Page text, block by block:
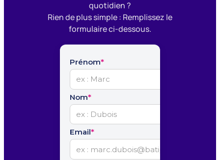
quotidien ?
Rien de plus simple : Remplissez le
formulaire ci-dessous.
*
Prénom
*
Nom
*
Email